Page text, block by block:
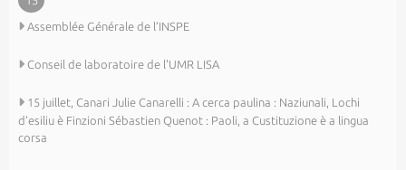
Assemblée Générale de l’INSPE
Conseil de laboratoire de l'UMR LISA
15 juillet, Canari Julie Canarelli : A cerca paulina : Naziunali, Lochi
d’esiliu è Finzioni Sébastien Quenot : Paoli, a Custituzione è a lingua
corsa